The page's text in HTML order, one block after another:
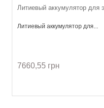
Литиевый аккумулятор для
Литиевый аккумулятор для...
7660,55 грн